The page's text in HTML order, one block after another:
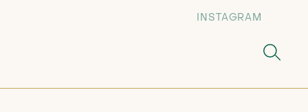
INSTAGRAM